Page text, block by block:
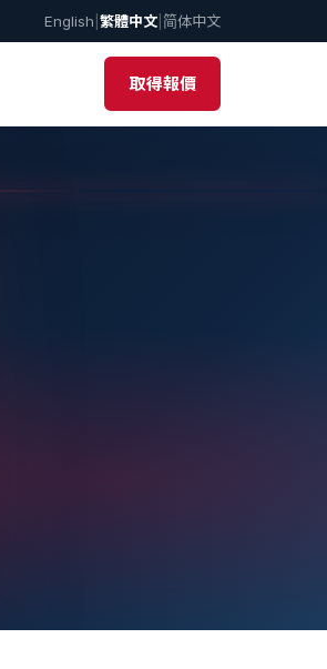
English 繁體中文 简体中文
取得報價